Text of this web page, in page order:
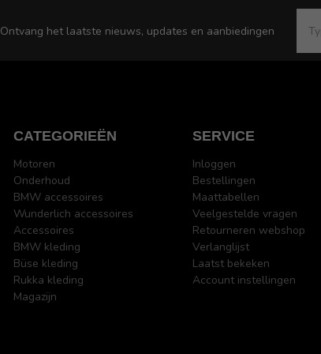
Ontvang het laatste nieuws, updates en aanbiedingen
CATEGORIEËN
Motoren
Onderhoud
BMW accessoires
Wunderlich accessoires
Accessoires
BMW kleding
Büse kleding
Rukka kleding
Magazijn
SERVICE
Inloggen
Bestellingen
Maattabellen
Veelgestelde vragen
Retourneren webshop
Verlanglijst
Laatst bekeken
Account instellingen